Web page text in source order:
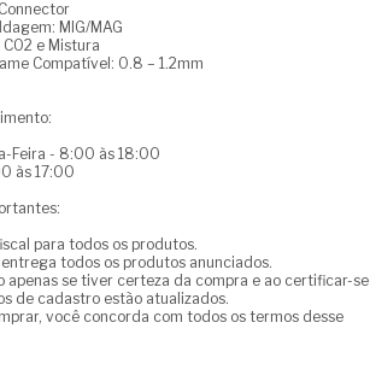
MIG/MAG
e Mistura
Compatível: 0.8 – 1.2mm
Feira - 8:00 às 18:00
às 17:00
para todos os produtos.
todos os produtos anunciados.
apenas se tiver certeza da compra e ao certificar-se
de cadastro estão atualizados.
você concorda com todos os termos desse